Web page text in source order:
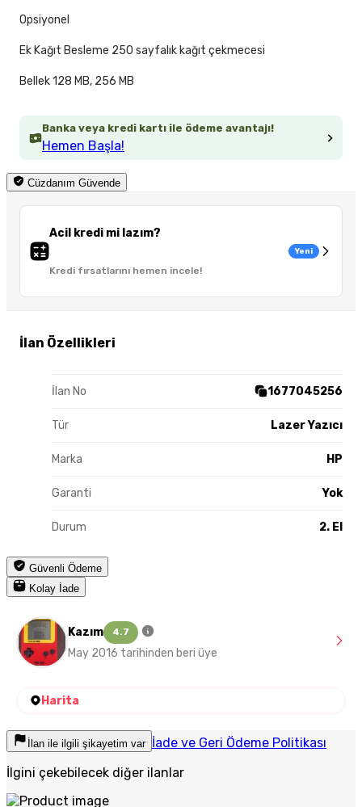
Banka veya kredi kartı ile ödeme avantajı!
Hemen Başla!
Cüzdanım Güvende
Acil kredi mi lazım?
Kredi fırsatlarını hemen incele!
Yeni
İlan Özellikleri
İlan No 1677045256
Tür Lazer Yazıcı
Marka HP
Garanti Yok
Durum 2. El
Güvenli Ödeme
Kolay İade
Opsiyonel
Ek Kağıt Besleme 250 sayfalık kağıt çekmecesi
Bellek 128 MB, 256 MB
Kazım 4.7
May 2016 tarihinden beri üye
Harita
İlan ile ilgili şikayetim var İade ve Geri Ödeme Politikası
İlgini çekebilecek diğer ilanlar